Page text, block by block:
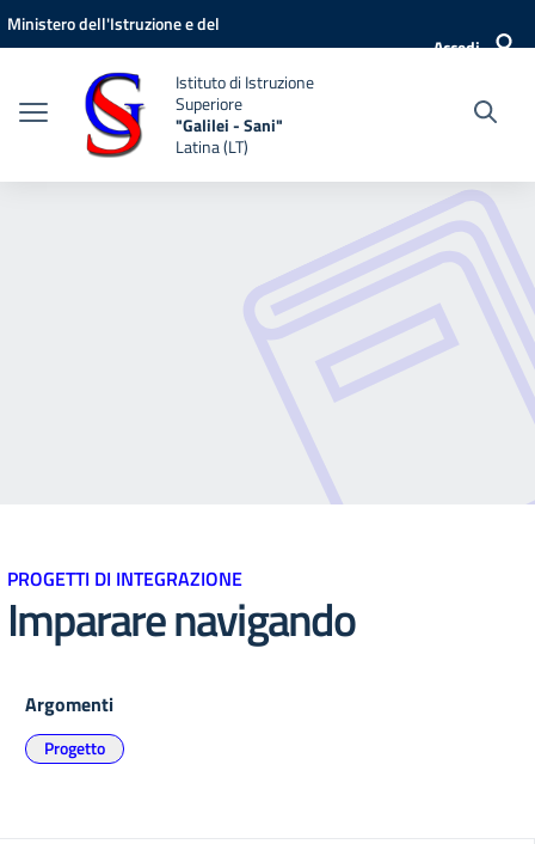
Vai ai contenuti
Vai al menu di navigazione
Vai al footer
Ministero dell'Istruzione e del
Accedi
Istituto di Istruzione
Superiore
"Galilei - Sani"
Latina (LT)
PROGETTI DI INTEGRAZIONE
Imparare navigando
Argomenti
Progetto